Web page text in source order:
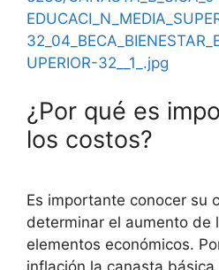
UPERIOR-32__1_.jpg
¿Por qué es
los costos?
Es importante conocer su
determinar el aumento de
elementos económicos.